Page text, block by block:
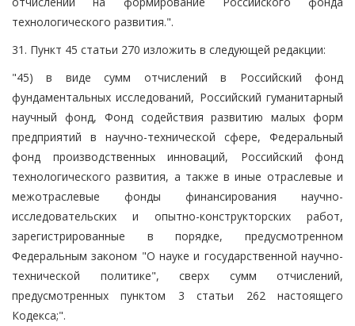
технологического развития.".
31. Пункт 45 статьи 270 изложить в следующей редакции:
"45) в виде сумм отчислений в Российский фонд
фундаментальных исследований, Российский гуманитарный
научный фонд, Фонд содействия развитию малых форм
предприятий в научно-технической сфере, Федеральный
фонд производственных инноваций, Российский фонд
технологического развития, а также в иные отраслевые и
межотраслевые фонды финансирования научно-
исследовательских и опытно-конструкторских работ,
зарегистрированные в порядке, предусмотренном
Федеральным законом "О науке и государственной научно-
технической политике", сверх сумм отчислений,
предусмотренных пунктом 3 статьи 262 настоящего
Кодекса;".